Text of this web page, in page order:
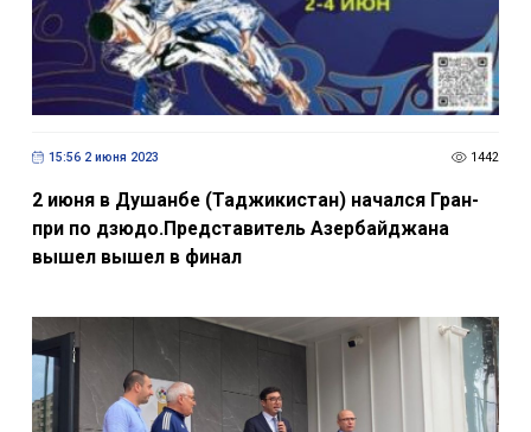
15:56 2 июня 2023 1442
2 июня в Душанбе (Таджикистан) начался Гран-
при по дзюдо.Представитель Азербайджана
вышел вышел в финал